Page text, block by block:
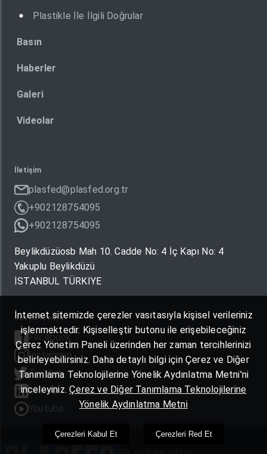
Plastikle İle İlgili Doğrular
Basın
Haberler
Galeri
Videolar
İletişim
plasfed@plasfed.org.tr
+902128754095
+902128754095
Beylikdüzüosb Mah 10. Cadde No: 4 İç Kapı No: 4
Yakuplu Beylikdüzü
İSTANBUL TÜRKIYE
Sosyal Medya
Facebook
Instagram
Twitter
Linkedin
Youtube
İnternet sitemizde çerezler vasıtasıyla kişisel verileriniz
işlenmektedir. Kişiselleştir butonu ile erişebileceğiniz
Çerez Yönetim Paneli üzerinden her zaman tercihlerinizi
belirleyebilirsiniz. Daha detaylı bilgi için Çerez ve Diğer
Tanımlama Teknolojilerine Yönelik Aydınlatma Metni'ni
inceleyiniz.Çerez ve Diğer Tanımlama Teknolojilerine
Yönelik Aydınlatma Metni
Çerezleri Kabul Et Çerezleri Red Et